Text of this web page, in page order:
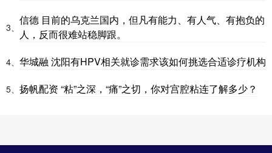
3、
信德 目前的乌克兰国内，但凡有能力、有人气、有抱负的
人，反而很难站稳脚跟。
4、 华城融 沈阳有HPV相关就诊需求该如何挑选合适诊疗机构
5、 扬帆配资 “粘”之深，“痛”之切，你对宫腔粘连了解多少？